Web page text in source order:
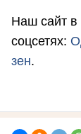
Наш сайт в
соцсетях:
зен.